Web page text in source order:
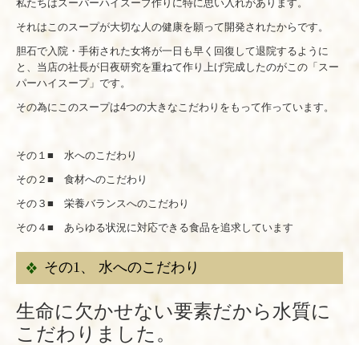
私たちはスーパーハイスープ作りに特に思い入れがあります。
それはこのスープが大切な人の健康を願って開発されたからです。
胆石で入院・手術された女将が一日も早く回復して退院するように
と、当店の社長が日夜研究を重ねて作り上げ完成したのがこの「スー
パーハイスープ」です。
その為にこのスープは4つの大きなこだわりをもって作っています。
その１■ 水へのこだわり
その２■ 食材へのこだわり
その３■ 栄養バランスへのこだわり
その４■ あらゆる状況に対応できる食品を追求しています
その1、 水へのこだわり
生命に欠かせない要素だから水質に
こだわりました。